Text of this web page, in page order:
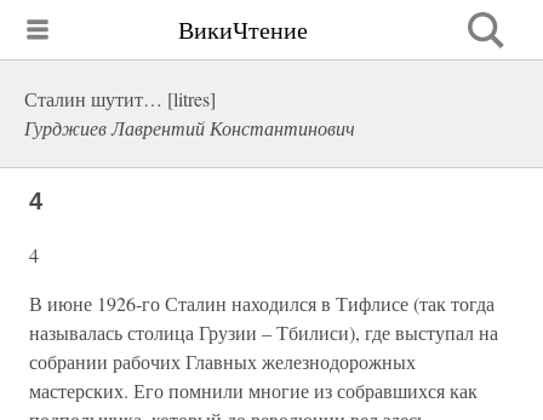
ВикиЧтение
Сталин шутит… [litres]
Гурджиев Лаврентий Константинович
4
4
В июне 1926-го Сталин находился в Тифлисе (так тогда
называлась столица Грузии – Тбилиси), где выступал на
собрании рабочих Главных железнодорожных
мастерских. Его помнили многие из собравшихся как